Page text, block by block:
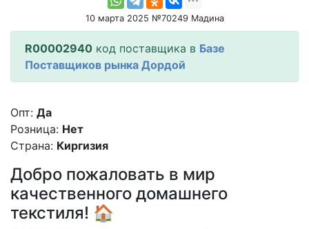
10 марта 2025 №70249 Мадина
R00002940 код поставщика в Базе
Поставщиков рынка Дордой
Опт: Да
Розница: Нет
Страна: Киргизия
Добро пожаловать в мир
качественного домашнего
текстиля! 🏠